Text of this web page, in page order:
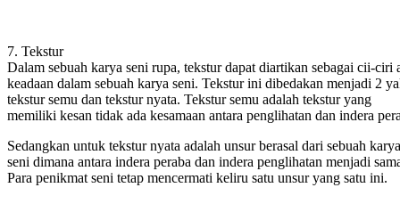
7. Tekstur
Dalam sebuah karya seni rupa, tekstur dapat diartikan sebagai cii-ciri
keadaan dalam sebuah karya seni. Tekstur ini dibedakan menjadi 2
tekstur semu dan tekstur nyata. Tekstur semu adalah tekstur yang
memiliki kesan tidak ada kesamaan antara penglihatan dan indera
Sedangkan untuk tekstur nyata adalah unsur berasal dari sebuah karya
seni dimana antara indera peraba dan indera penglihatan menjadi
Para penikmat seni tetap mencermati keliru satu unsur yang satu ini.